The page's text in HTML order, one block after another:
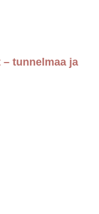
tunnelmaa ja